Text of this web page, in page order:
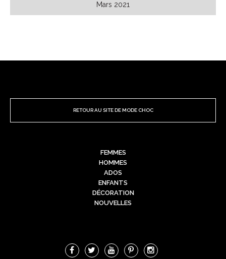
Mars 2021
RETOUR AU SITE DE MODE CHOC
FEMMES
HOMMES
ADOS
ENFANTS
DÉCORATION
NOUVELLES